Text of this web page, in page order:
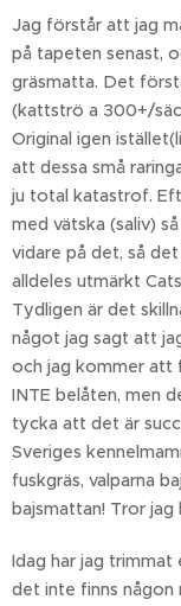
Jag förstår att jag
på tapeten senast,
gräsmatta. Det
(kattströ a 300+/
Original igen
att dessa små
ju total katastrof.
med vätska (saliv)
vidare på det, så
alldeles utmärkt
Tydligen är det
något jag sagt att
och jag kommer att
INTE belåten, men
tycka att det är
Sveriges
fuskgräs, valparna
bajsmattan! Tror jag
Idag har jag trimmat
det inte finns någon